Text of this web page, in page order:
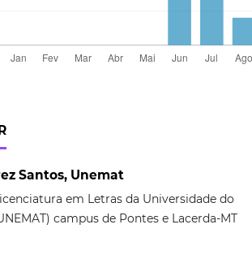
Santos, Unemat
em Letras da Universidade do
campus de Pontes e Lacerda-MT